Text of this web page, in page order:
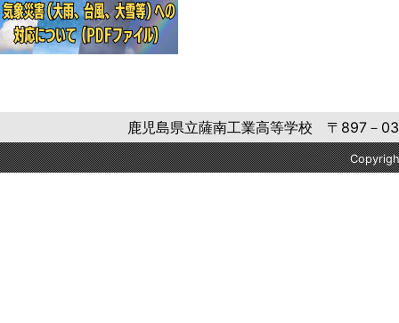
鹿児島県立薩南工業高等学校 〒897